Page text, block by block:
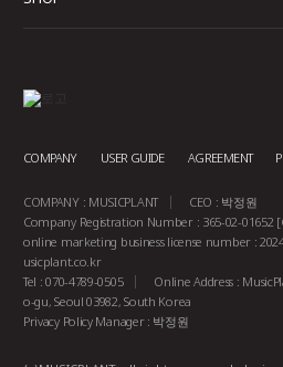
COMPANY USER GUIDE AGREEMENT
COMPANY : MUSICPLANT
CEO : 박정원
Company Registration Number : 365-02-01652
online marketing business license number :
usicplant.co.kr
Tel : 070-4789-0505
Online Address :
o-gu, Seoul 03982, South Korea
Privacy Policy Manager : 박정원